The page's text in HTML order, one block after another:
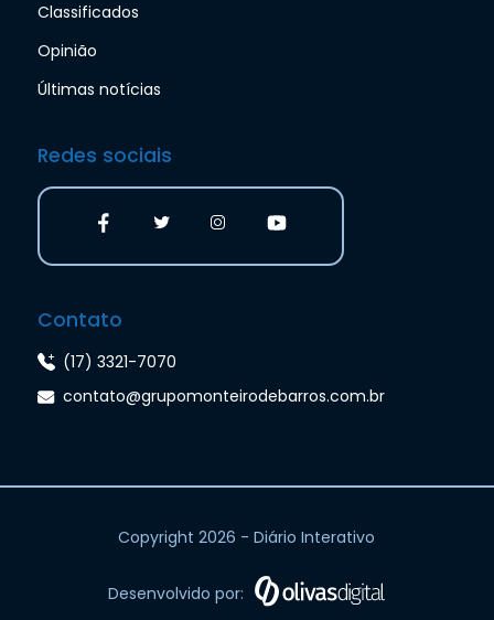
Classificados
Opinião
Últimas notícias
Redes sociais
Contato
(17) 3321-7070
contato@grupomonteirodebarros.com.br
Copyright 2026 - Diário Interativo
Desenvolvido por: